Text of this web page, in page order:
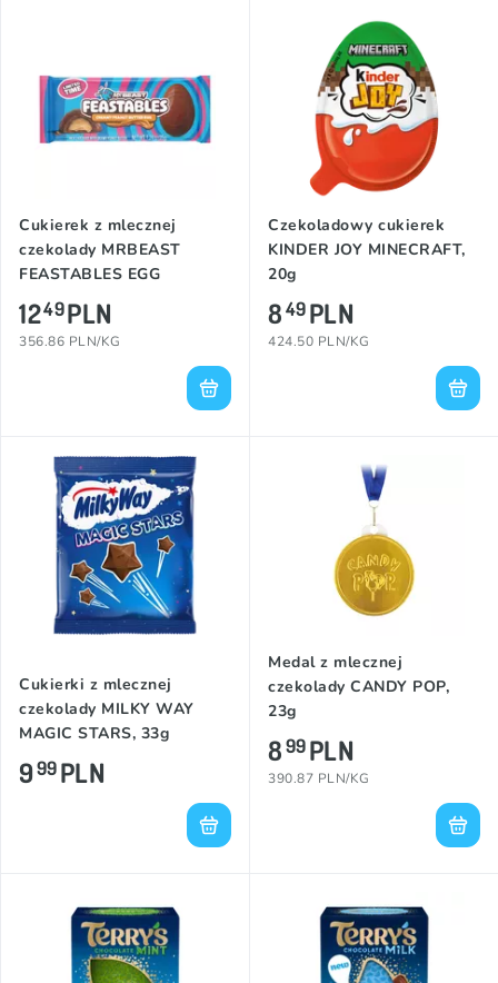
Cukierek z mlecznej
czekolady MRBEAST
FEASTABLES EGG
(CREAMY PEANUT
BUTTER), 35g
1249PLN
356.86 PLN/KG
Czekoladowy cukierek
KINDER JOY MINECRAFT,
20g
849PLN
424.50 PLN/KG
Cukierki z mlecznej
czekolady MILKY WAY
MAGIC STARS, 33g
999PLN
Medal z mlecznej
czekolady CANDY POP,
23g
899PLN
390.87 PLN/KG